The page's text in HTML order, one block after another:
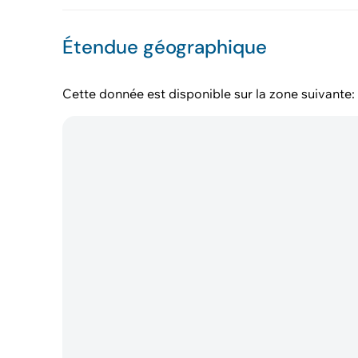
Étendue géographique
Cette donnée est disponible sur la zone suivante: